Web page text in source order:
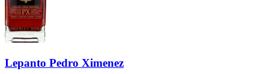
Lepanto Pedro Ximenez